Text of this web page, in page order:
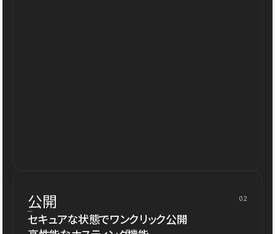
公開 02
セキュアな状態でワンクリック公開